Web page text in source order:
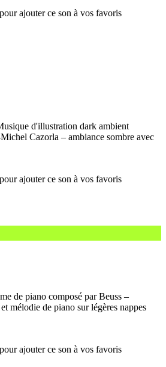
d'illustration dark ambient
Cazorla – ambiance sombre avec
de piano composé par Beuss –
mélodie de piano sur légères nappes